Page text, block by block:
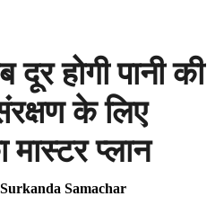
होगी पानी की
के लिए
मास्टर प्लान
Surkanda Samachar